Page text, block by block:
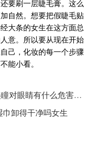
要刷一层睫毛膏。这么
自然。想要把假睫毛贴
大条的女生在这方面总
意。所以要从现在开始
己，化妆的每一个步骤
能小看。
眼睛有什么危害图片）
卸得干净吗女生